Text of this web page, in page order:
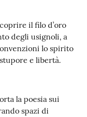
il filo d’oro
degli usignoli, a
lo spirito
e libertà.
la poesia sui
spazi di